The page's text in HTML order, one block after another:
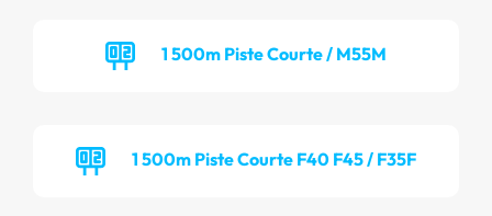
1 500m Piste Courte / M55M
1 500m Piste Courte F40 F45 / F35F